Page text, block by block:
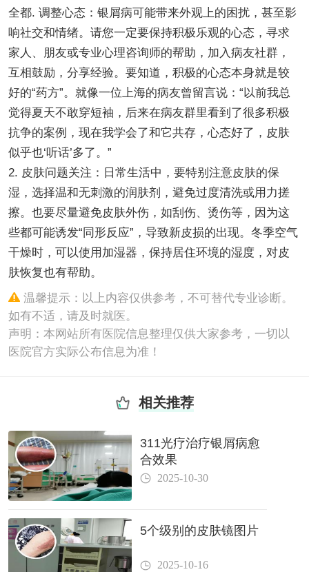
全都. 调整心态：银屑病可能带来外观上的困扰，甚至影
响社交和情绪。请您一定要保持积极乐观的心态，寻求
家人、朋友或专业心理咨询师的帮助，加入病友社群，
互相鼓励，分享经验。要知道，积极的心态本身就是较
好的“药方”。就像一位上海的病友曾留言说：“以前我总
觉得夏天不敢穿短袖，后来在病友群里看到了很多积极
抗争的案例，现在我学会了和它共存，心态好了，皮肤
似乎也‘听话’多了。”
2. 皮肤问题关注：日常生活中，要特别注意皮肤的保
湿，选择温和无刺激的润肤剂，避免过度清洗或用力搓
擦。也要尽量避免皮肤外伤，如刮伤、烫伤等，因为这
些都可能诱发“同形反应”，导致新皮损的出现。冬季空气
干燥时，可以使用加湿器，保持居住环境的湿度，对皮
肤恢复也有帮助。
温馨提示：以上内容仅供参考，不可替代专业诊断。
如有不适，请及时就医。
声明：本网站所有医院信息整理仅供大家参考，一切以
医院官方实际公布信息为准！
相关推荐
311光疗治疗银屑病愈
合效果
2025-10-30
5个级别的皮肤镜图片
2025-10-16